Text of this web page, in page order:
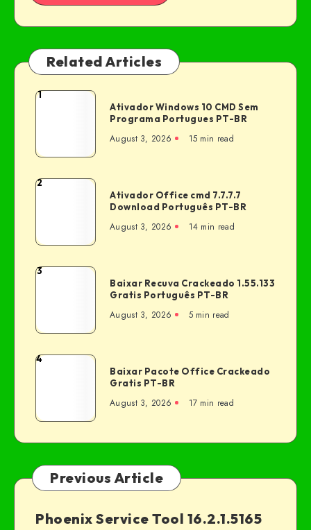
Related Articles
1
Ativador Windows 10 CMD Sem
Programa Portugues PT-BR
August 3, 2026 15 min read
2
Ativador Office cmd 7.7.7.7
Download Português PT-BR
August 3, 2026 14 min read
3
Baixar Recuva Crackeado 1.55.133
Gratis Português PT-BR
August 3, 2026 5 min read
4
Baixar Pacote Office Crackeado
Gratis PT-BR
August 3, 2026 17 min read
Previous Article
Phoenix Service Tool 16.2.1.5165